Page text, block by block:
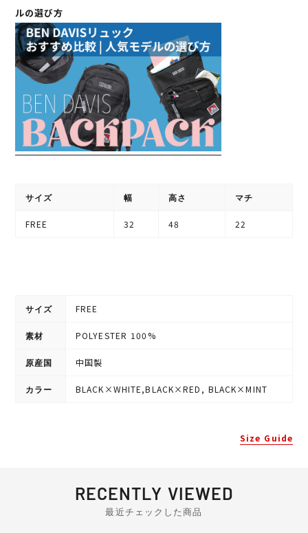
ルの選び方
サイズ 幅 高さ マチ
FREE 32 48 22
サイズ FREE
素材 POLYESTER 100%
原産国 中国製
カラー BLACK×WHITE,BLACK×RED, BLACK×MINT
Size Guide
RECENTLY VIEWED
最近チェックした商品